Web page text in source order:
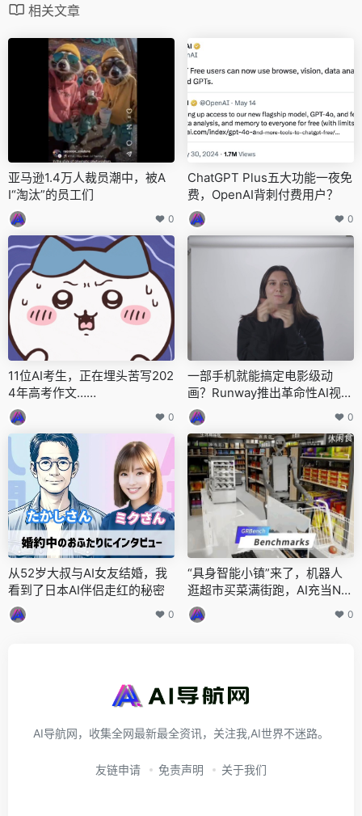
相关文章
亚马逊1.4万人裁员潮中，被A
I“淘汰”的员工们
0
ChatGPT Plus五大功能一夜免
费，OpenAI背刺付费用户？
0
11位AI考生，正在埋头苦写202
4年高考作文……
0
一部手机就能搞定电影级动
画？Runway推出革命性AI视频
生成工具
0
从52岁大叔与AI女友结婚，我
看到了日本AI伴侣走红的秘密
0
“具身智能小镇”来了，机器人
逛超市买菜满街跑，AI充当NP
C，来自上海AI Lab
0
AI导航网，收集全网最新最全资讯，关注我,AI世界不迷路。
友链申请 免责声明 关于我们